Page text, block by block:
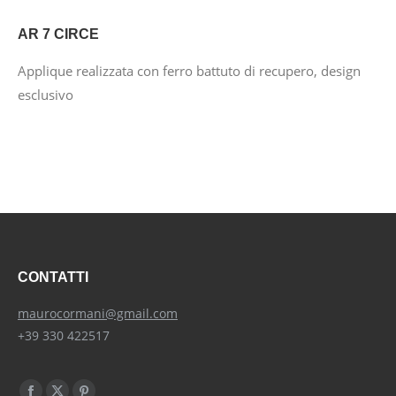
AR 7 CIRCE
Applique realizzata con ferro battuto di recupero, design
esclusivo
CONTATTI
maurocormani@gmail.com
+39 330 422517
Find us on: